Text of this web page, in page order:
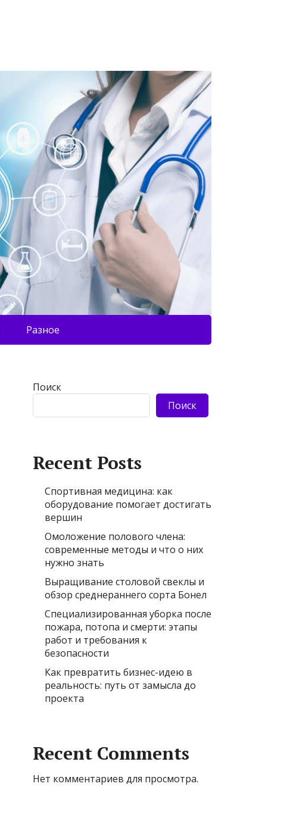
Разное
Поиск
Поиск
Recent Posts
Спортивная медицина: как
оборудование помогает достигать
вершин
Омоложение полового члена:
современные методы и что о них
нужно знать
Выращивание столовой свеклы и
обзор среднераннего сорта Бонел
Специализированная уборка после
пожара, потопа и смерти: этапы
работ и требования к
безопасности
Как превратить бизнес-идею в
реальность: путь от замысла до
проекта
Recent Comments
Нет комментариев для просмотра.